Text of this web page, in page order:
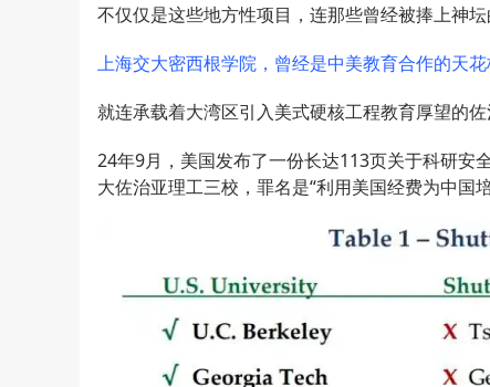
不仅仅是这些地方性项目，连那些曾经被捧上神坛
上海交大密西根学院，曾经是中美教育合作的天
就连承载着大湾区引入美式硬核工程教育厚望的
24年9月，美国发布了一份长达113页关于科研安
大佐治亚理工三校，罪名是“利用美国经费为中国培